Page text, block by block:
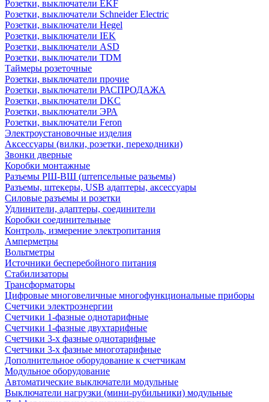
Розетки, выключатели EKF
Розетки, выключатели Schneider Electric
Розетки, выключатели Hegel
Розетки, выключатели IEK
Розетки, выключатели ASD
Розетки, выключатели TDM
Таймеры розеточные
Розетки, выключатели прочие
Розетки, выключатели РАСПРОДАЖА
Розетки, выключатели DKC
Розетки, выключатели ЭРА
Розетки, выключатели Feron
Электроустановочные изделия
Аксессуары (вилки, розетки, переходники)
Звонки дверные
Коробки монтажные
Разъемы РШ-ВШ (штепсельные разьемы)
Разъемы, штекеры, USB адаптеры, аксессуары
Силовые разъемы и розетки
Удлинители, адаптеры, соединители
Коробки соединительные
Контроль, измерение электропитания
Амперметры
Вольтметры
Источники бесперебойного питания
Стабилизаторы
Трансформаторы
Цифровые многовеличные многофункциональные приборы
Счетчики электроэнергии
Счетчики 1-фазные однотарифные
Счетчики 1-фазные двухтарифные
Счетчики 3-х фазные однотарифные
Счетчики 3-х фазные многотарифные
Дополнительное оборудование к счетчикам
Модульное оборудование
Автоматические выключатели модульные
Выключатели нагрузки (мини-рубильники) модульные